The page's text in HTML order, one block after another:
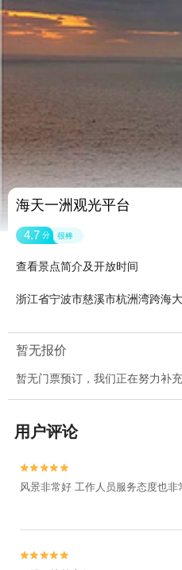
海天一洲观光平台
4.7 分 很棒
查看景点简介及开放时间
浙江省宁波市慈溪市杭洲湾跨海
暂无报价
暂无门票预订，我们正在努力补充
用户评论


风景非常好 工作人员服务态度也

